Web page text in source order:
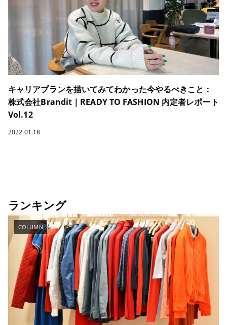
キャリアプランを描いてみてわかった今やるべきこと：
株式会社Brandit｜READY TO FASHION 内定者レポート
Vol.12
2022.01.18
ランキング
COLUMN